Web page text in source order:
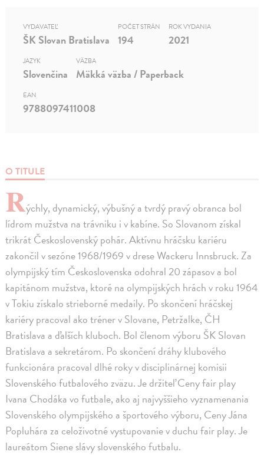
O TITULE
Rýchly, dynamický, výbušný a tvrdý pravý obranca bol
lídrom mužstva na trávniku i v kabíne. So Slovanom získal
trikrát Československý pohár. Aktívnu hráčsku kariéru
zakončil v sezóne 1968/1969 v drese Wackeru Innsbruck. Za
olympijský tím Československa odohral 20 zápasov a bol
kapitánom mužstva, ktoré na olympijských hrách v roku 1964
v Tokiu získalo strieborné medaily. Po skončení hráčskej
kariéry pracoval ako tréner v Slovane, Petržalke, ČH
Bratislava a ďalších kluboch. Bol členom výboru ŠK Slovan
Bratislava a sekretárom. Po skončení dráhy klubového
funkcionára pracoval dlhé roky v disciplinárnej komisii
Slovenského futbalového zväzu. Je držiteľ Ceny fair play
Ivana Chodáka vo futbale, ako aj najvyššieho vyznamenania
Slovenského olympijského a športového výboru, Ceny Jána
Popluhára za celoživotné vystupovanie v duchu fair play. Je
laureátom Siene slávy slovenského futbalu.
VYDAVATEĽ
ŠK Slovan Bratislava
POČET STRÁN
194
ROK VYDANIA
2021
JAZYK
Slovenčina
VÄZBA
Mäkká väzba / Paperback
EAN
9788097411008